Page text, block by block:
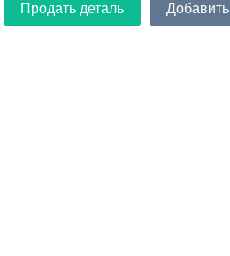
Продать деталь Добавить